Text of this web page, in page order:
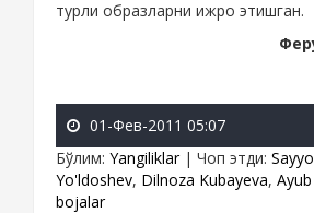
турли образларни ижро этишган.
01-Фев-2011 05:07
Бўлим: Yangiliklar| Чоп этди:
Yo'ldoshev, Dilnoza Kubayeva,
bojalar